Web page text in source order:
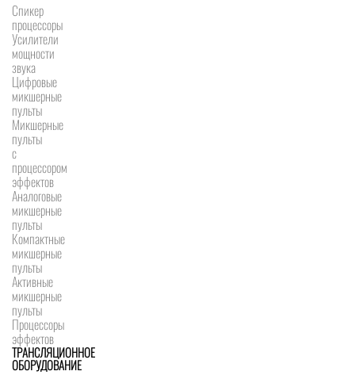
Спикер
процессоры
Усилители
мощности
звука
Цифровые
микшерные
пульты
Микшерные
пульты
с
процессором
эффектов
Аналоговые
микшерные
пульты
Компактные
микшерные
пульты
Активные
микшерные
пульты
Процессоры
эффектов
ТРАНСЛЯЦИОННОЕ
ОБОРУДОВАНИЕ